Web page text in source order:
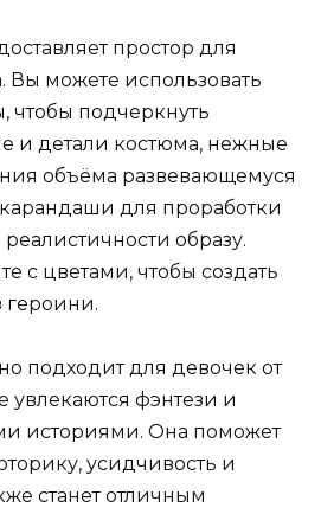
простор для
Вы можете использовать
чтобы подчеркнуть
и детали костюма, нежные
объёма развевающемуся
для проработки
образу.
с цветами, чтобы создать
героини.
подходит для девочек от
увлекаются фэнтези и
историями. Она поможет
усидчивость и
станет отличным